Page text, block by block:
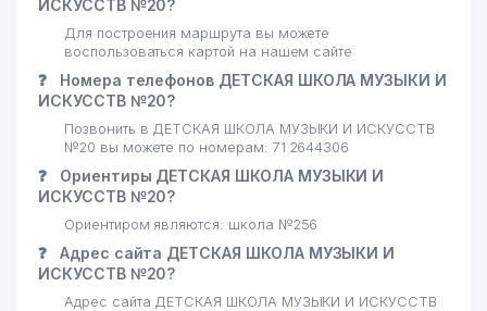
ИСКУССТВ №20?
Для построения маршрута вы можете
воспользоваться картой на нашем сайте
❓
Номера телефонов ДЕТСКАЯ ШКОЛА МУЗЫКИ И
ИСКУССТВ №20?
Позвонить в ДЕТСКАЯ ШКОЛА МУЗЫКИ И ИСКУССТВ
№20 вы можете по номерам: 71 2644306
❓
Ориентиры ДЕТСКАЯ ШКОЛА МУЗЫКИ И
ИСКУССТВ №20?
Ориентиром являются: школа №256
❓
Адрес сайта ДЕТСКАЯ ШКОЛА МУЗЫКИ И
ИСКУССТВ №20?
Адрес сайта ДЕТСКАЯ ШКОЛА МУЗЫКИ И ИСКУССТВ